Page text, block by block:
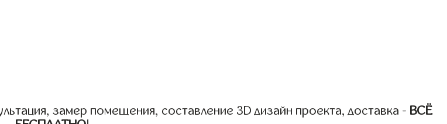
замер помещения, составление 3D дизайн проекта, доставка - ВСЁ